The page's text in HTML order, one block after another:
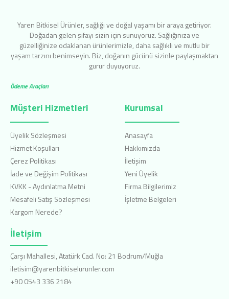
Yaren Bitkisel Ürünler, sağlığı ve doğal yaşamı bir araya getiriyor.
Doğadan gelen şifayı sizin için sunuyoruz. Sağlığınıza ve
güzelliğinize odaklanan ürünlerimizle, daha sağlıklı ve mutlu bir
yaşam tarzını benimseyin. Biz, doğanın gücünü sizinle paylaşmaktan
gurur duyuyoruz.
Ödeme Araçları
Müşteri Hizmetleri
Üyelik Sözleşmesi
Hizmet Koşulları
Çerez Politikası
İade ve Değişim Politikası
KVKK - Aydınlatma Metni
Mesafeli Satış Sözleşmesi
Kargom Nerede?
Kurumsal
Anasayfa
Hakkımızda
İletişim
Yeni Üyelik
Firma Bilgilerimiz
İşletme Belgeleri
İletişim
Çarşı Mahallesi, Atatürk Cad. No: 21 Bodrum/Muğla
iletisim@yarenbitkiselurunler.com
+90 0543 336 2184